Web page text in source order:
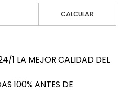
CALCULAR
1 LA MEJOR CALIDAD DEL
100% ANTES DE